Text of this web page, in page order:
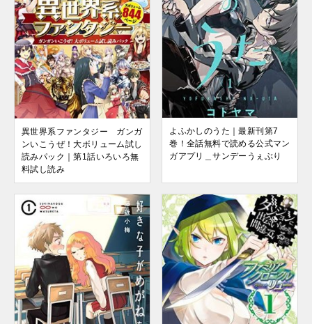
異世界系ファンタジー ガンガ
ンいこうぜ！大ボリューム試し
読みパック｜第1話いろいろ無
料試し読み
よふかしのうた｜最新刊第7
巻！全話無料で読める公式マン
ガアプリ＿サンデーうぇぶり